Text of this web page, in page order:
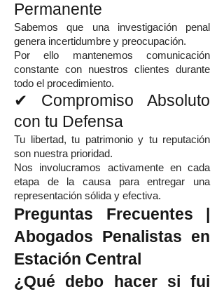
Permanente
Sabemos que una investigación penal
genera incertidumbre y preocupación.
Por ello mantenemos comunicación
constante con nuestros clientes durante
todo el procedimiento.
✔ Compromiso Absoluto
con tu Defensa
Tu libertad, tu patrimonio y tu reputación
son nuestra prioridad.
Nos involucramos activamente en cada
etapa de la causa para entregar una
representación sólida y efectiva.
Preguntas Frecuentes |
Abogados Penalistas en
Estación Central
¿Qué debo hacer si fui